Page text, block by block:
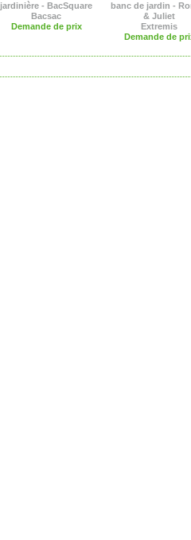
jardinière - BacSquare
Bacsac
Demande de prix
banc de jardin -
& Juliet
Extremis
Demande de